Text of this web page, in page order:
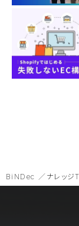
BiNDec ナレッジ